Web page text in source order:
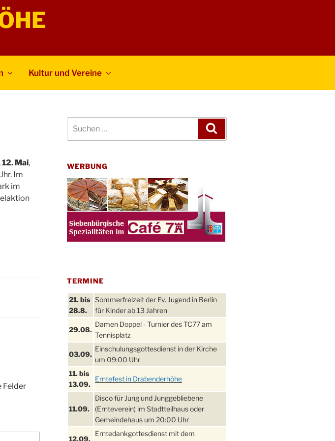
Kultur und Vereine
12. Mai,
Im
im
Felder
nach:
WERBUNG
TERMINE
21. bis
28.8.
Sommerfreizeit der Ev. Jugend in Berlin
für Kinder ab 13 Jahren
29.08.
Damen Doppel - Turnier des TC77 am
Tennisplatz
03.09.
Einschulungsgottesdienst in der Kirche
um 09:00 Uhr
11. bis
13.09.
Erntefest in Drabenderhöhe
11.09.
Disco für Jung und Junggebliebene
(Ernteverein) im Stadtteilhaus oder
Gemeindehaus um 20:00 Uhr
12.09.
Erntedankgottesdienst mit dem